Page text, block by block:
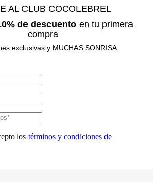
AL CLUB COCOLEBREL
de descuento en tu primera
compra
exclusivas y MUCHAS SONRISA.
los términos y condiciones de